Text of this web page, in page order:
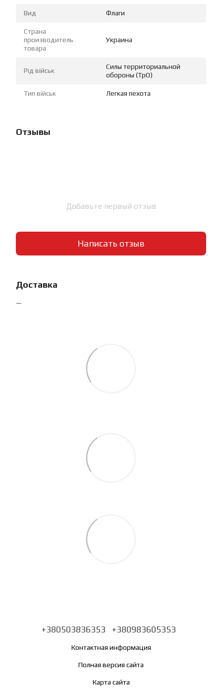
Вид Флаги
Страна
производитель
товара
Украина
Рід військ
Силы территориальной
обороны (ТрО)
Тип військ Легкая пехота
Отзывы
Добавьте первый отзыв
Написать отзыв
Доставка
+380503836353 +380983605353
Контактная информация
Полная версия сайта
Карта сайта